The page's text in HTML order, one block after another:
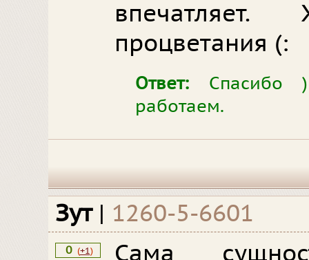
процветания (:
Ответ: Спасибо
работаем.
Зут | 1260-5-6601
0 (+1)
Сама